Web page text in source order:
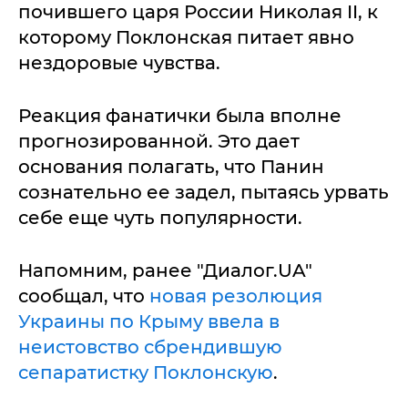
почившего царя России Николая II, к
которому Поклонская питает явно
нездоровые чувства.
Реакция фанатички была вполне
прогнозированной. Это дает
основания полагать, что Панин
сознательно ее задел, пытаясь урвать
себе еще чуть популярности.
Напомним, ранее "Диалог.UA"
сообщал, что новая резолюция
Украины по Крыму ввела в
неистовство сбрендившую
сепаратистку Поклонскую.